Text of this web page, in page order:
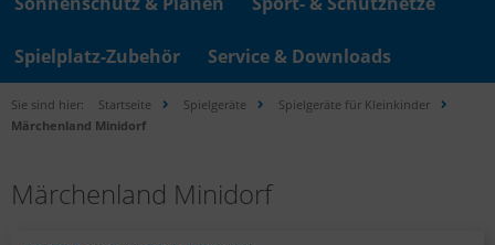
Spielplatz-Zubehör Service & Downloads
Sie sind hier: Startseite Spielgeräte
Spielgeräte für Kleinkinder
Märchenland Minidorf
Märchenland Minidorf